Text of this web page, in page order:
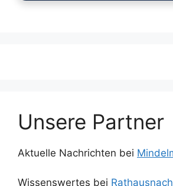
Unsere Partner
Aktuelle Nachrichten bei
Wissenswertes bei